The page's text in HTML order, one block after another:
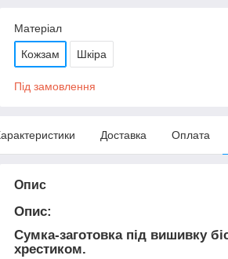
Матеріал
Кожзам Шкіра
Під замовлення
Доставка Оплата
Опис
Опис:
Сумка-заготовка під вишивку
хрестиком.